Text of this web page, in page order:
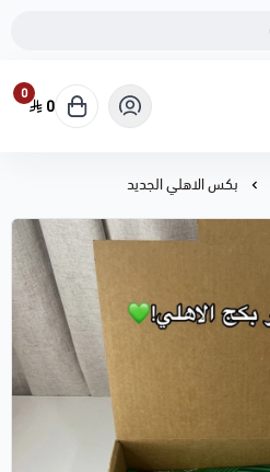
0
0
بكس الاهلي الجديد